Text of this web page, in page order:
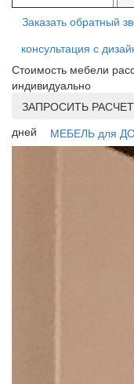
Заказать обратный
консультация с
Стоимость мебели
индивидуально
ЗАПРОСИТЬ
дней
МЕБЕЛЬ для